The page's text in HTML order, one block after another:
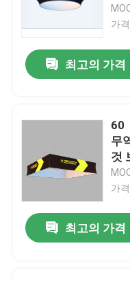
가
최고의 가격
60
무역은 최고 수
것
가
최고의 가격